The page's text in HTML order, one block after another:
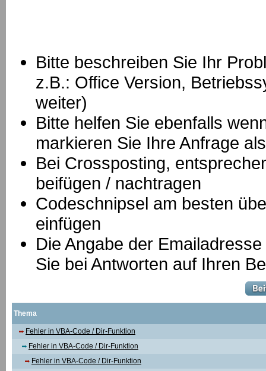
Bitte beschreiben Sie Ihr
z.B.: Office Version,
weiter)
Bitte helfen Sie ebenfalls
markieren Sie Ihre Anfrage
Bei Crossposting,
beifügen / nachtragen
Codeschnipsel am besten
einfügen
Die Angabe der
Sie bei Antworten auf Ihren
Thema
Fehler in VBA-Code / Dir-Funktion
Fehler in VBA-Code / Dir-Funktion
Fehler in VBA-Code / Dir-Funktion